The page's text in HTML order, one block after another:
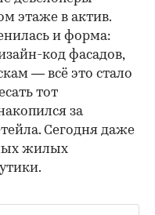
этаже в актив.
и форма:
код фасадов,
— всё это стало
тот
за
Сегодня даже
жилых